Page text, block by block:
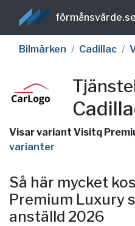
förmånsvärde.se
Bilmärken Cadillac
Visar variant Visitq
varianter
Så här mycket
Premium Luxury
anställd 2026